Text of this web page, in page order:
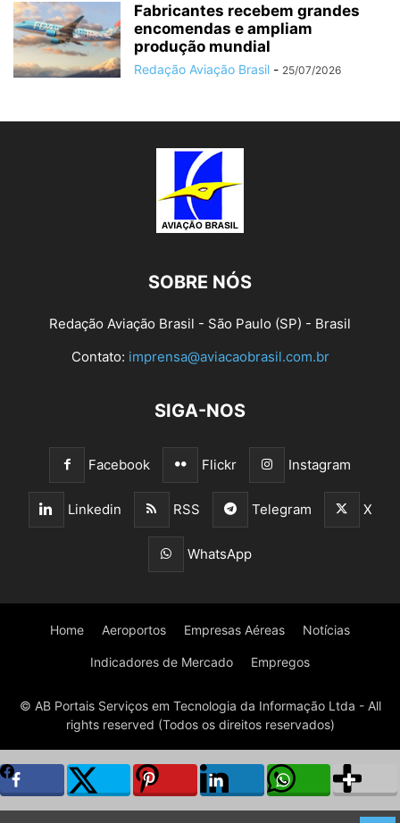
Fabricantes recebem grandes
encomendas e ampliam
produção mundial
Redação Aviação Brasil - 25/07/2026
SOBRE NÓS
Redação Aviação Brasil - São Paulo (SP) - Brasil
Contato: imprensa@aviacaobrasil.com.br
SIGA-NOS
Facebook Flickr Instagram
Linkedin RSS Telegram X
WhatsApp
Home Aeroportos Empresas Aéreas Notícias
Indicadores de Mercado Empregos
© AB Portais Serviços em Tecnologia da Informação Ltda - All
rights reserved (Todos os direitos reservados)